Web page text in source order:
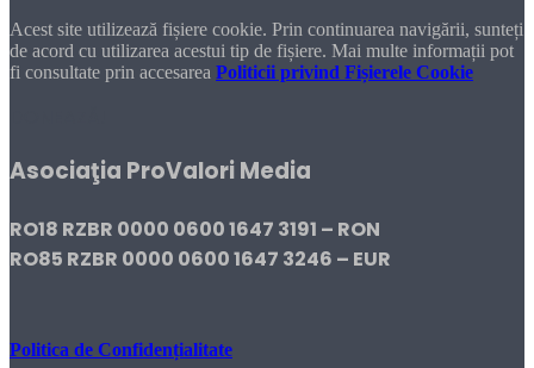
Acest site utilizează fișiere cookie. Prin continuarea navigării, sunteți
de acord cu utilizarea acestui tip de fișiere. Mai multe informații pot
fi consultate prin accesarea Politicii privind Fișierele Cookie
Asociaţia ProValori Media
RO18 RZBR 0000 0600 1647 3191 – RON
RO85 RZBR 0000 0600 1647 3246 – EUR
Politica de Confidențialitate